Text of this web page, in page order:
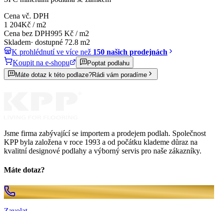
Cena vč. DPH
1 204Kč /m2
Cena bez DPH995 Kč /m2
Skladem· dostupné 72.8 m2
K prohlédnutí ve více než 150 našich prodejnách
Koupit na e-shopu
Poptat podlahu
Máte dotaz k této podlaze?Rádi vám poradíme
Jsme firma zabývající se importem a prodejem podlah. Společnost
KPP byla založena v roce 1993 a od počátku klademe důraz na
kvalitní designové podlahy a výborný servis pro naše zákazníky.
Máte dotaz?